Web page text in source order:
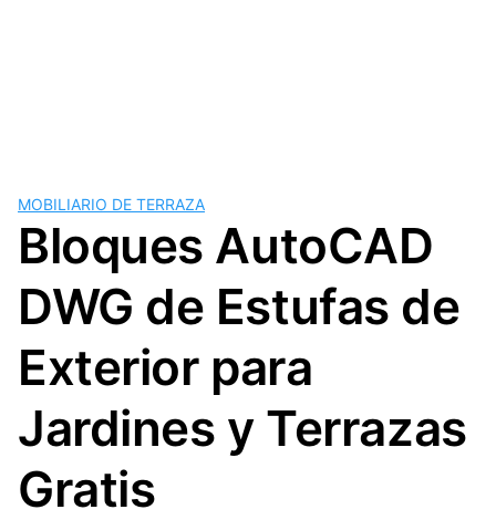
MOBILIARIO DE TERRAZA
Bloques AutoCAD
DWG de Estufas de
Exterior para
Jardines y Terrazas
Gratis